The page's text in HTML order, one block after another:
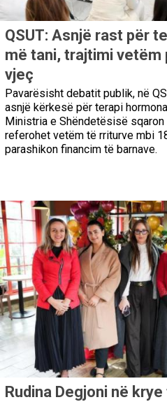
QSUT: Asnjë rast për
më tani, trajtimi vetëm
vjeç
Pavarësisht debatit publik, në
asnjë kërkesë për terapi
Ministria e Shëndetësisë
referohet vetëm të rriturve mbi
parashikon financim të barnave.
Rudina Degjoni në krye